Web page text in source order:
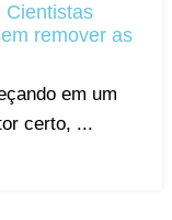
Cientistas
remover as
em um
certo, ...